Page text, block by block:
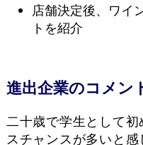
店舗決定後、ワイ
トを紹介
進出企業のコメン
二十歳で学生として
スチャンスが多いと